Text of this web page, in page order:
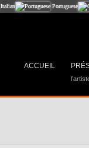
Italian Portuguese
ACCUEIL